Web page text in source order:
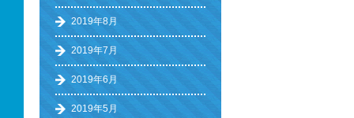
2019年8月
2019年7月
2019年6月
2019年5月